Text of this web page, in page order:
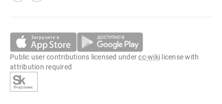
Public user contributions licensed undercc-wiki license with
attribution required